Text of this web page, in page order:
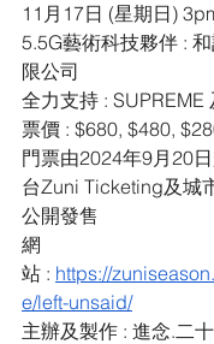
11月17日 (星期日)
5.5G藝術科技夥伴 :
限公司
全力支持 : SUPREME
票價 : $680, $480,
門票由2024年9月20
台Zuni Ticketing及城
公開發售
網
站 : https://
e/left-unsaid/
主辦及製作 : 進念.二